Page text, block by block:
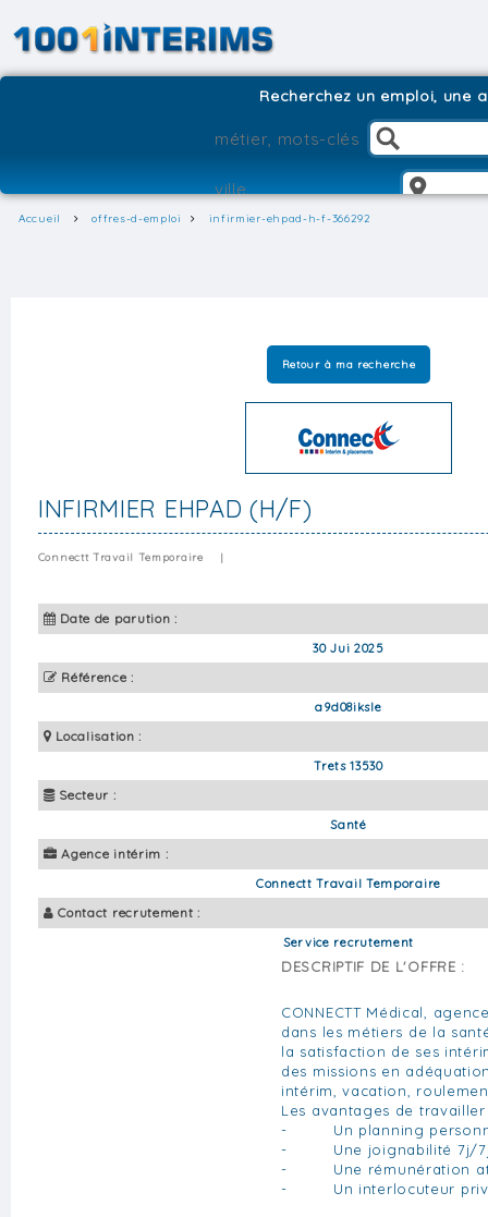
Recherchez un emploi, une
Accueil offres-d-emploi infirmier-ehpad-h-f-366292
Retour à ma recherche
INFIRMIER EHPAD (H/F)
Connectt Travail Temporaire |
Date de parution :
30 Jui 2025
Référence :
a9d08iksle
Localisation :
Trets 13530
Secteur :
Santé
Agence intérim :
Connectt Travail Temporaire
Contact recrutement :
Service recrutement
DESCRIPTIF DE L'OFFRE :
CONNECTT Médical,
dans les métiers de la
la satisfaction de ses
des missions en
intérim, vacation,
Les avantages de travailler
- Un planning
- Une joignabilité 7j/7j
- Une rémunération
- Un interlocuteur